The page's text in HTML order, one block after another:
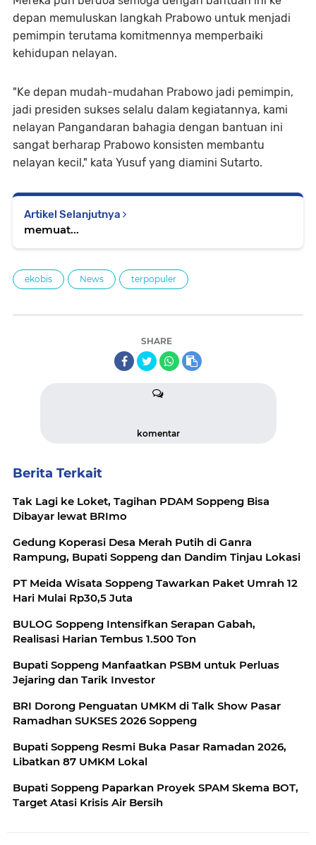
depan memuluskan langkah Prabowo untuk menjadi
pemimpin terutama komitmennya memperbaiki
kehidupan nelayan.
"Ke depan mudah-mudahan Prabowo jadi pemimpin,
jadi presiden sukses selalu dalam kegiatannya, kami
nelayan Pangandaran bahagia dengan bantuan ini
sangat berharap Prabowo konsisten membantu
nelayan kecil," kata Yusuf yang diamini Sutarto.
Artikel Selanjutnya
memuat...
ekobis News terpopuler
SHARE
komentar
Berita Terkait
Tak Lagi ke Loket, Tagihan PDAM Soppeng Bisa
Dibayar lewat BRImo
Gedung Koperasi Desa Merah Putih di Ganra
Rampung, Bupati Soppeng dan Dandim Tinjau Lokasi
PT Meida Wisata Soppeng Tawarkan Paket Umrah 12
Hari Mulai Rp30,5 Juta
BULOG Soppeng Intensifkan Serapan Gabah,
Realisasi Harian Tembus 1.500 Ton
Bupati Soppeng Manfaatkan PSBM untuk Perluas
Jejaring dan Tarik Investor
BRI Dorong Penguatan UMKM di Talk Show Pasar
Ramadhan SUKSES 2026 Soppeng
Bupati Soppeng Resmi Buka Pasar Ramadan 2026,
Libatkan 87 UMKM Lokal
Bupati Soppeng Paparkan Proyek SPAM Skema BOT,
Target Atasi Krisis Air Bersih